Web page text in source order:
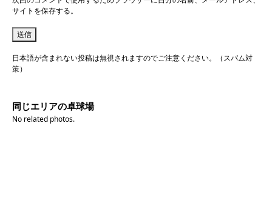
サイトを保存する。
日本語が含まれない投稿は無視されますのでご注意ください。（スパム対
策）
同じエリアの卓球場
No related photos.